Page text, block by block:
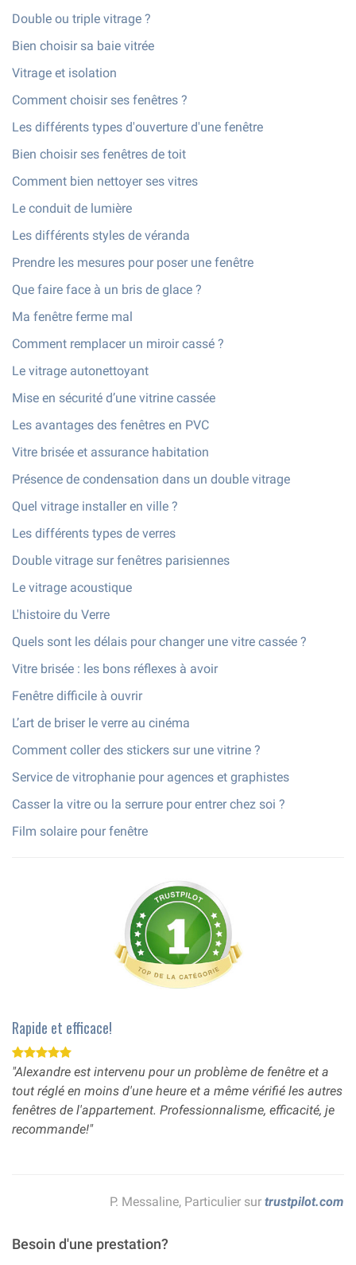
Double ou triple vitrage ?
Bien choisir sa baie vitrée
Vitrage et isolation
Comment choisir ses fenêtres ?
Les différents types d'ouverture d'une fenêtre
Bien choisir ses fenêtres de toit
Comment bien nettoyer ses vitres
Le conduit de lumière
Les différents styles de véranda
Prendre les mesures pour poser une fenêtre
Que faire face à un bris de glace ?
Ma fenêtre ferme mal
Comment remplacer un miroir cassé ?
Le vitrage autonettoyant
Mise en sécurité d’une vitrine cassée
Les avantages des fenêtres en PVC
Vitre brisée et assurance habitation
Présence de condensation dans un double vitrage
Quel vitrage installer en ville ?
Les différents types de verres
Double vitrage sur fenêtres parisiennes
Le vitrage acoustique
L'histoire du Verre
Quels sont les délais pour changer une vitre cassée ?
Vitre brisée : les bons réflexes à avoir
Fenêtre difficile à ouvrir
L’art de briser le verre au cinéma
Comment coller des stickers sur une vitrine ?
Service de vitrophanie pour agences et graphistes
Casser la vitre ou la serrure pour entrer chez soi ?
Film solaire pour fenêtre
Rapide et efficace!
"Alexandre est intervenu pour un problème de fenêtre et a
tout réglé en moins d'une heure et a même vérifié les autres
fenêtres de l'appartement. Professionnalisme, efficacité, je
recommande!"
P. Messaline, Particulier sur trustpilot.com
Besoin d'une prestation?